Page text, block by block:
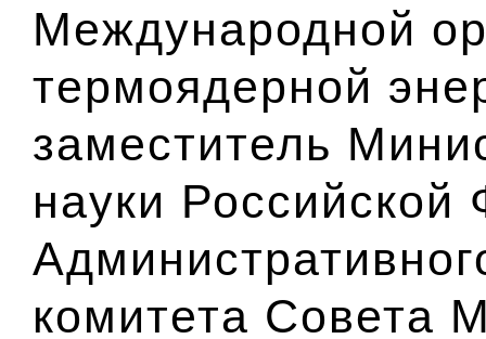
Международной
термоядерной
заместитель
науки
комитета Совета